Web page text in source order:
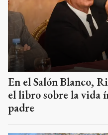
En el Salón Blanco,
el libro sobre la vida
padre